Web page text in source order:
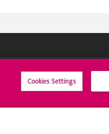
Cookies Settings